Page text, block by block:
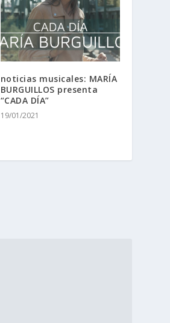
noticias musicales: MARÍA
BURGUILLOS presenta
“CADA DÍA”
19/01/2021